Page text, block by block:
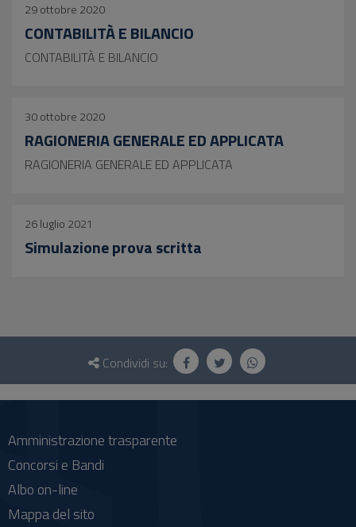
29 ottobre 2020
CONTABILITÀ E BILANCIO
CONTABILITÀ E BILANCIO
30 ottobre 2020
RAGIONERIA GENERALE ED APPLICATA
RAGIONERIA GENERALE ED APPLICATA
26 luglio 2021
Simulazione prova scritta
Questionario
social
Condividi su:
Amministrazione trasparente
Concorsi e Bandi
Albo on-line
Mappa del sito